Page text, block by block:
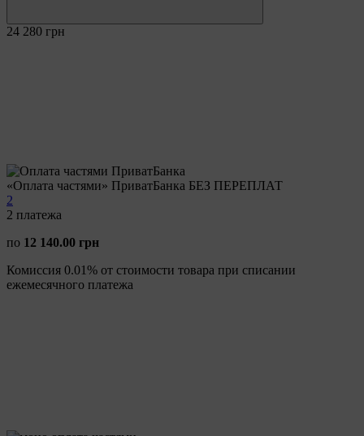
24 280 грн
«Оплата частями» ПриватБанка БЕЗ ПЕРЕПЛАТ
2
2 платежа
по 12 140.00 грн
Комиссия 0.01% от стоимости товара при списании
ежемесячного платежа